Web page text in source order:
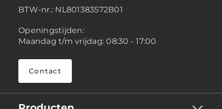
BTW-nr.: NL801383572B01
Openingstijden:
Maandag t/m vrijdag: 08:30 - 17:00
Contact